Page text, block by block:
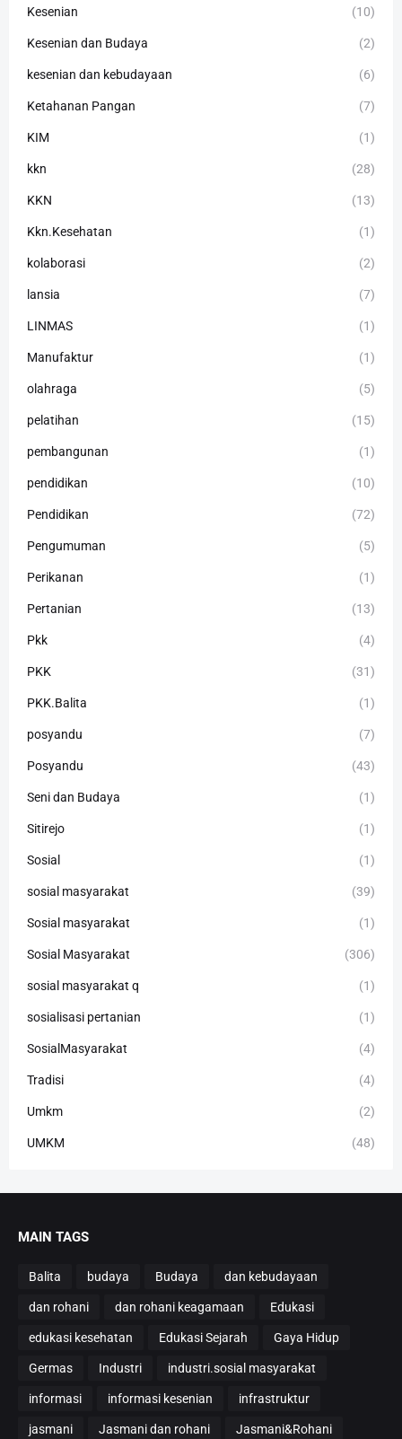
Kesenian (10)
Kesenian dan Budaya (2)
kesenian dan kebudayaan (6)
Ketahanan Pangan (7)
KIM (1)
kkn (28)
KKN (13)
Kkn.Kesehatan (1)
kolaborasi (2)
lansia (7)
LINMAS (1)
Manufaktur (1)
olahraga (5)
pelatihan (15)
pembangunan (1)
pendidikan (10)
Pendidikan (72)
Pengumuman (5)
Perikanan (1)
Pertanian (13)
Pkk (4)
PKK (31)
PKK.Balita (1)
posyandu (7)
Posyandu (43)
Seni dan Budaya (1)
Sitirejo (1)
Sosial (1)
sosial masyarakat (39)
Sosial masyarakat (1)
Sosial Masyarakat (306)
sosial masyarakat q (1)
sosialisasi pertanian (1)
SosialMasyarakat (4)
Tradisi (4)
Umkm (2)
UMKM (48)
MAIN TAGS
Balita budaya Budaya dan kebudayaan
dan rohani dan rohani keagamaan Edukasi
edukasi kesehatan Edukasi Sejarah Gaya Hidup
Germas Industri industri.sosial masyarakat
informasi informasi kesenian infrastruktur
jasmani Jasmani dan rohani Jasmani&Rohani